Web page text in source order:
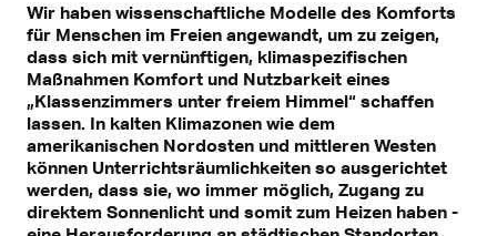
Wir haben wissenschaftliche Modelle des Komforts
für Menschen im Freien angewandt, um zu zeigen,
dass sich mit vernünftigen, klimaspezifischen
Maßnahmen Komfort und Nutzbarkeit eines
„Klassenzimmers unter freiem Himmel“ schaffen
lassen. In kalten Klimazonen wie dem
amerikanischen Nordosten und mittleren Westen
können Unterrichtsräumlichkeiten so ausgerichtet
werden, dass sie, wo immer möglich, Zugang zu
direktem Sonnenlicht und somit zum Heizen haben -